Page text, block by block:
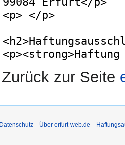
Zurück zur Seite
Datenschutz Über erfurt-web.de